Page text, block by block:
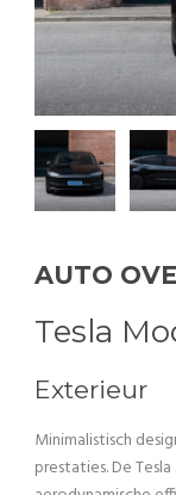
AUTO
Tesla
Exterieur
Minimalistisch
prestaties. De